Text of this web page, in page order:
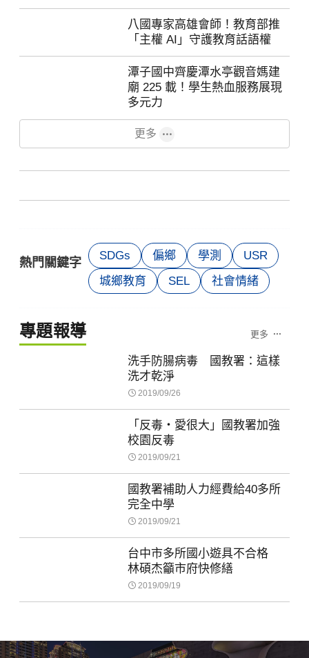
八國專家高雄會師！教育部推
「主權 AI」守護教育話語權
潭子國中齊慶潭水亭觀音媽建
廟 225 載！學生熱血服務展現
多元力
更多
熱門關鍵字
SDGs 偏鄉 學測
USR
城鄉教育
SEL 社會情緒
專題報導 更多
洗手防腸病毒 國教署：這樣
洗才乾淨
2019/09/26
「反毒‧愛很大」國教署加強
校園反毒
2019/09/21
國教署補助人力經費給40多所
完全中學
2019/09/21
台中市多所國小遊具不合格
林碩杰籲市府快修繕
2019/09/19